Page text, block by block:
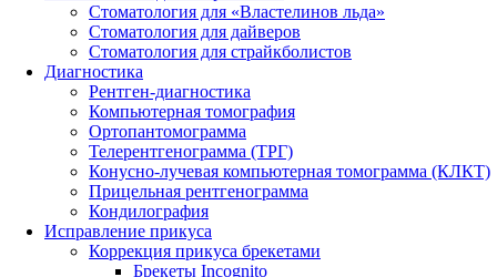
Стоматология для «Властелинов льда»
Стоматология для дайверов
Стоматология для страйкболистов
Диагностика
Рентген-диагностика
Компьютерная томография
Ортопантомограмма
Телерентгенограмма (ТРГ)
Конусно-лучевая компьютерная томограмма (КЛКТ)
Прицельная рентгенограмма
Кондилография
Исправление прикуса
Коррекция прикуса брекетами
Брекеты Incognito